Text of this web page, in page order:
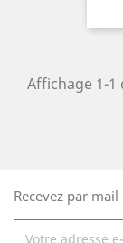
Affichage 1-1
Recevez par